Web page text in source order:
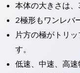
本体の大きさは
2極形もワンレバ
片方の極がトリ
す。
低速、中速、高速